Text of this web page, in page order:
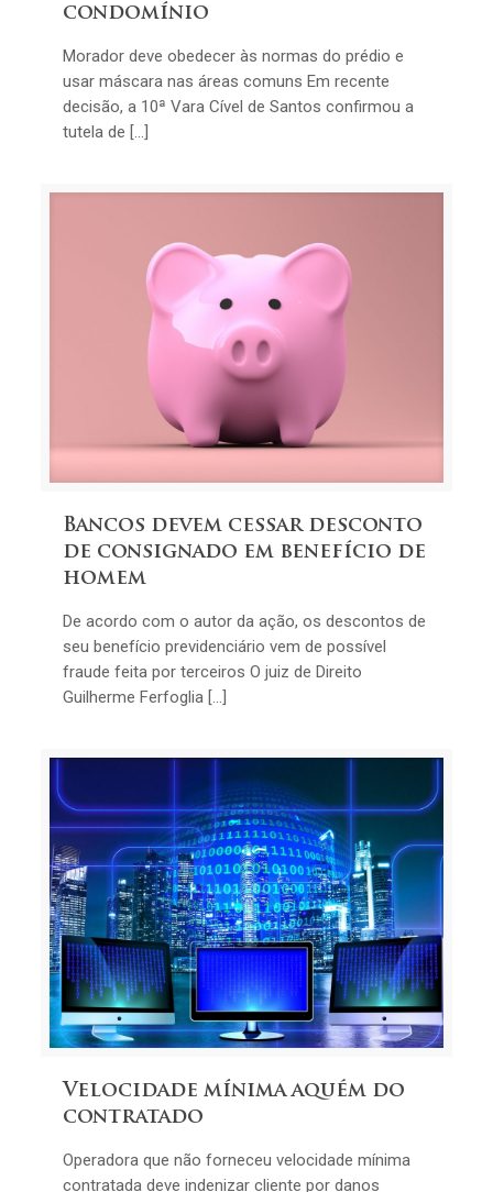
condomínio
Morador deve obedecer às normas do prédio e
usar máscara nas áreas comuns Em recente
decisão, a 10ª Vara Cível de Santos confirmou a
tutela de […]
Bancos devem cessar desconto
de consignado em benefício de
homem
De acordo com o autor da ação, os descontos de
seu benefício previdenciário vem de possível
fraude feita por terceiros O juiz de Direito
Guilherme Ferfoglia […]
Velocidade mínima aquém do
contratado
Operadora que não forneceu velocidade mínima
contratada deve indenizar cliente por danos